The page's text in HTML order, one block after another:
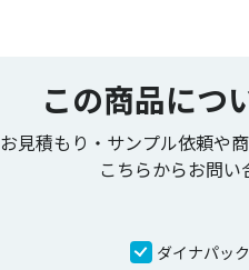
この商品につ
お見積もり・サンプル依頼や
こちらからお問い
ダイナパッ